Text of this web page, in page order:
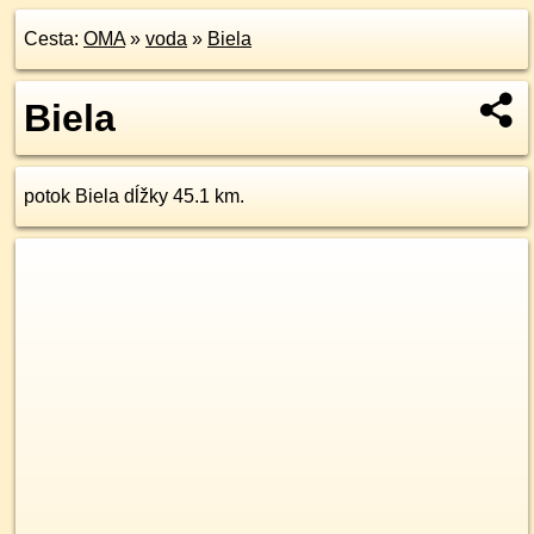
Cesta: OMA» voda » Biela
Biela
potok Biela dĺžky 45.1 km.